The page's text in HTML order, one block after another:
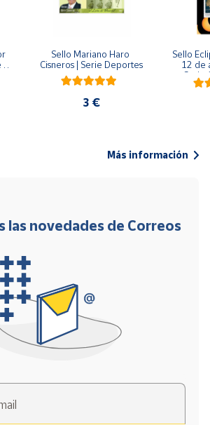
Sello Mariano Haro
Cisneros | Serie Deportes
3 €
Sello
12 de
Serie
Más información
las novedades de Correos